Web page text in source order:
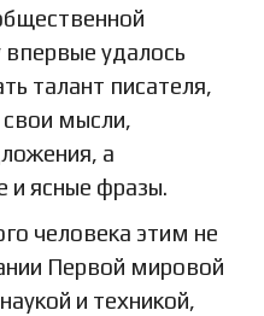
удалось
талант писателя,
свои мысли,
а
и ясные фразы.
человека этим не
Первой мировой
и техникой,